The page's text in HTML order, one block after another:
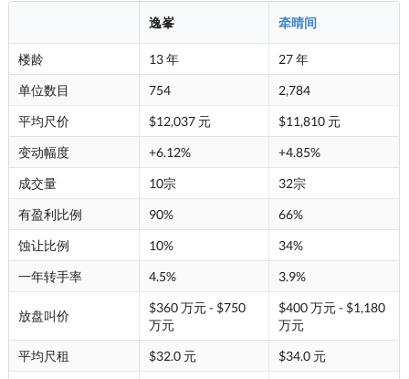
逸峯 牵晴间
楼龄 13 年
27 年
单位数目
754
2,784
平均尺价
$12,037 元
$11,810 元
变动幅度
+6.12%
+4.85%
成交量
10宗
32宗
有盈利比例
90%
66%
蚀让比例
10%
34%
一年转手率
4.5% 3.9%
放盘叫价
$360 万元 - $750
万元
$400 万元 - $1,180
万元
平均尺租
$32.0 元 $34.0 元